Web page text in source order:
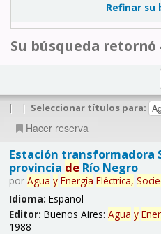
Refinar su
Su búsqueda retornó
| | Seleccionar títulos para:
Hacer reserva
Estación transformadora
provincia deRío Negro
por Agua y Energía Eléctrica,
Idioma: Español
Editor: Buenos Aires: Agua y
1988